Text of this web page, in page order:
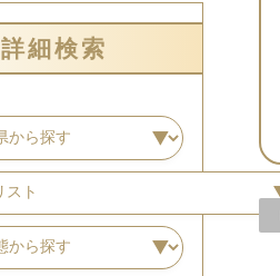
詳細検索